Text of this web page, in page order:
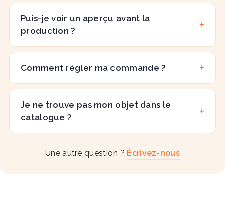
Puis-je voir un aperçu avant la
production ?
Comment régler ma commande ?
Je ne trouve pas mon objet dans le
catalogue ?
Une autre question ? Écrivez-nous